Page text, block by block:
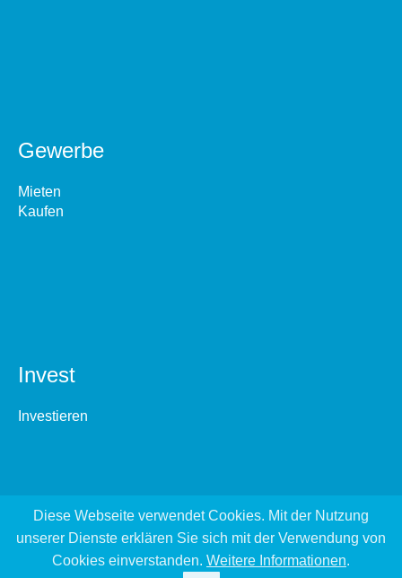
Gewerbe
Mieten
Kaufen
Invest
Investieren
Diese Webseite verwendet Cookies. Mit der Nutzung
unserer Dienste erklären Sie sich mit der Verwendung von
Cookies einverstanden. Weitere Informationen.